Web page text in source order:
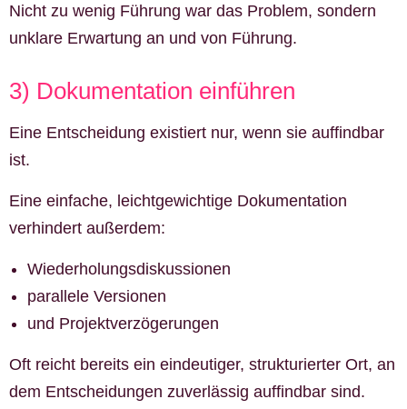
Nicht zu wenig Führung war das Problem, sondern
unklare Erwartung an und von Führung.
3) Dokumentation einführen
Eine Entscheidung existiert nur, wenn sie auffindbar
ist.
Eine einfache, leichtgewichtige Dokumentation
verhindert außerdem:
Wiederholungsdiskussionen
parallele Versionen
und Projektverzögerungen
Oft reicht bereits ein eindeutiger, strukturierter Ort, an
dem Entscheidungen zuverlässig auffindbar sind.